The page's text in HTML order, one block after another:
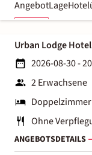
AngebotLage
Urban Lodge Hotel
2026-08-30 -
2 Erwachsene
Ohne
ANGEBOTSDETAILS